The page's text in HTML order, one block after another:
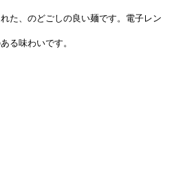
た、のどごしの良い麺です。電子レン
る味わいです。